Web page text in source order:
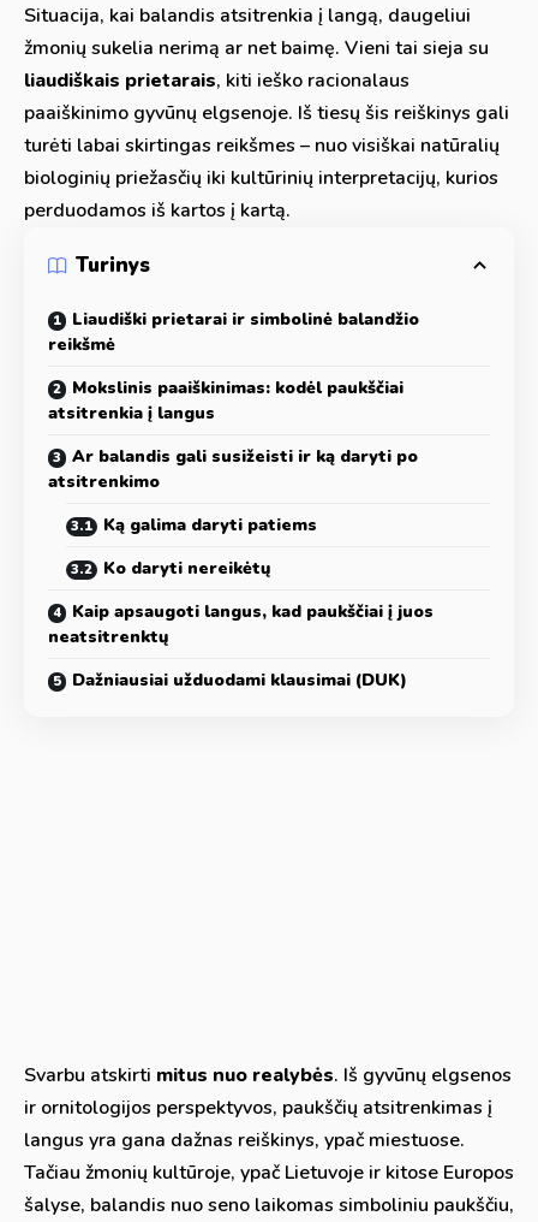
Situacija, kai balandis atsitrenkia į langą, daugeliui
žmonių sukelia nerimą ar net baimę. Vieni tai sieja su
liaudiškais prietarais, kiti ieško racionalaus
paaiškinimo gyvūnų elgsenoje. Iš tiesų šis reiškinys gali
turėti labai skirtingas reikšmes – nuo visiškai natūralių
biologinių priežasčių iki kultūrinių interpretacijų, kurios
perduodamos iš kartos į kartą.
Turinys
Liaudiški prietarai ir simbolinė balandžio
reikšmė
Mokslinis paaiškinimas: kodėl paukščiai
atsitrenkia į langus
Ar balandis gali susižeisti ir ką daryti po
atsitrenkimo
Ką galima daryti patiems
Ko daryti nereikėtų
Kaip apsaugoti langus, kad paukščiai į juos
neatsitrenktų
Dažniausiai užduodami klausimai (DUK)
Svarbu atskirti mitus nuo realybės. Iš gyvūnų elgsenos
ir ornitologijos perspektyvos, paukščių atsitrenkimas į
langus yra gana dažnas reiškinys, ypač miestuose.
Tačiau žmonių kultūroje, ypač Lietuvoje ir kitose Europos
šalyse, balandis nuo seno laikomas simboliniu paukščiu,